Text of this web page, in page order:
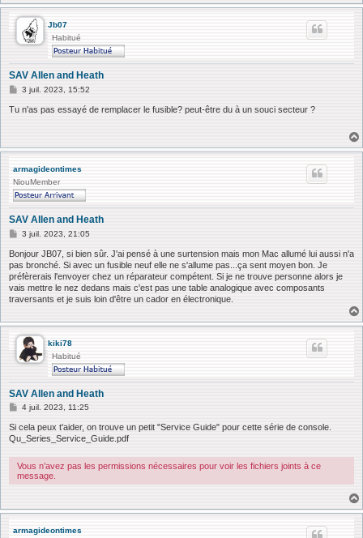
Jb07
Habitué
SAV Allen and Heath
M
s
e
3 juil. 2023, 15:52
Tu n'as pas essayé de remplacer le fusible? peut-être du à un souci secteur ?
armagideontimes
NiouMember
SAV Allen and Heath
M
s
s
a
g
e
3 juil. 2023, 21:05
Bonjour JB07, si bien sûr. J'ai pensé à une surtension mais mon Mac allumé lui aussi n'a
pas bronché. Si avec un fusible neuf elle ne s'allume pas...ça sent moyen bon. Je
préfèrerais l'envoyer chez un réparateur compétent. Si je ne trouve personne alors je
vais mettre le nez dedans mais c'est pas une table analogique avec composants
traversants et je suis loin d'être un cador en électronique.
kiki78
Habitué
SAV Allen and Heath
M
s
s
a
e
4 juil. 2023, 11:25
Si cela peux t'aider, on trouve un petit "Service Guide" pour cette série de console.
Qu_Series_Service_Guide.pdf
Vous n’avez pas les permissions nécessaires pour voir les fichiers joints à ce
message.
armagideontimes